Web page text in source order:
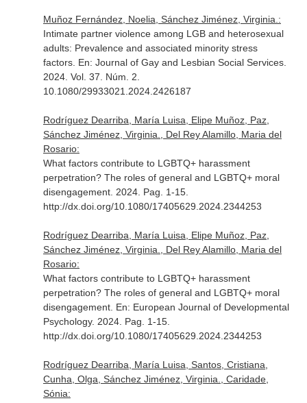
Muñoz Fernández, Noelia, Sánchez Jiménez, Virginia.:
Intimate partner violence among LGB and heterosexual
adults: Prevalence and associated minority stress
factors. En: Journal of Gay and Lesbian Social Services.
2024. Vol. 37. Núm. 2.
10.1080/29933021.2024.2426187
Rodríguez Dearriba, María Luisa, Elipe Muñoz, Paz,
Sánchez Jiménez, Virginia., Del Rey Alamillo, Maria del
Rosario:
What factors contribute to LGBTQ+ harassment
perpetration? The roles of general and LGBTQ+ moral
disengagement. 2024. Pag. 1-15.
http://dx.doi.org/10.1080/17405629.2024.2344253
Rodríguez Dearriba, María Luisa, Elipe Muñoz, Paz,
Sánchez Jiménez, Virginia., Del Rey Alamillo, Maria del
Rosario:
What factors contribute to LGBTQ+ harassment
perpetration? The roles of general and LGBTQ+ moral
disengagement. En: European Journal of Developmental
Psychology. 2024. Pag. 1-15.
http://dx.doi.org/10.1080/17405629.2024.2344253
Rodríguez Dearriba, María Luisa, Santos, Cristiana,
Cunha, Olga, Sánchez Jiménez, Virginia., Caridade,
Sónia: